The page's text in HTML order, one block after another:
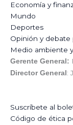
Economía y
Mundo
Deportes
Opinión y debate
Medio ambiente
Gerente General:
Director General :
Suscríbete al
Código de ética